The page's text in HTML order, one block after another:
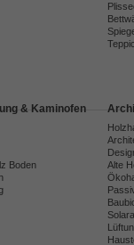
& Kaminofen
Boden
Alte